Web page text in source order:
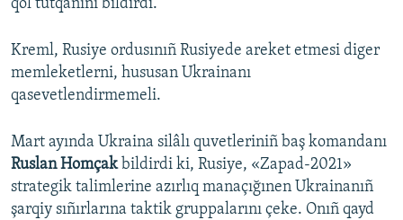
qol tutqanını bildirdi.
Kreml, Rusiye ordusınıñ Rusiyede areket etmesi diger
memleketlerni, hususan Ukrainanı
qasevetlendirmemeli.
Mart ayında Ukraina silâlı quvetleriniñ baş komandanı
Ruslan Homçakbildirdi ki, Rusiye, «Zapad-2021»
strategik talimlerine azırlıq manaçığınen Ukrainanıñ
şarqiy sıñırlarına taktik gruppalarını çeke. Onıñ qayd